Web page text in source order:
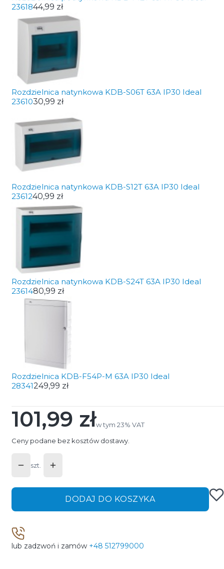
2361844,99 zł
Rozdzielnica natynkowa KDB-S06T 63A IP30 Ideal
2361030,99 zł
Rozdzielnica natynkowa KDB-S12T 63A IP30 Ideal
2361240,99 zł
Rozdzielnica natynkowa KDB-S24T 63A IP30 Ideal
2361480,99 zł
Rozdzielnica KDB-F54P-M 63A IP30 Ideal
28341249,99 zł
Cena
101,99 złw tym 23% VAT
w tym 23% VAT
Ceny podane bez kosztów dostawy.
szt.
DODAJ DO KOSZYKA
lub zadzwoń i zamów +48 512799000